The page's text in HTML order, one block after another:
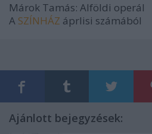
Márok Tamás: Alföldi operál
A SZÍNHÁZ áprlisi számából
Ajánlott bejegyzések: